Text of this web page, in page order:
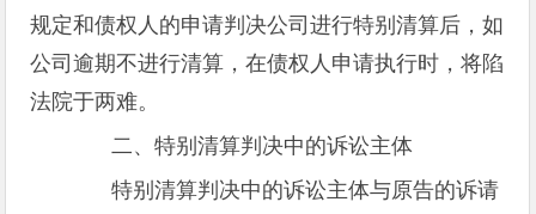
规定和债权人的申请判决公司进行特别清算后，如
公司逾期不进行清算，在债权人申请执行时，将陷
法院于两难。
二、特别清算判决中的诉讼主体
特别清算判决中的诉讼主体与原告的诉请